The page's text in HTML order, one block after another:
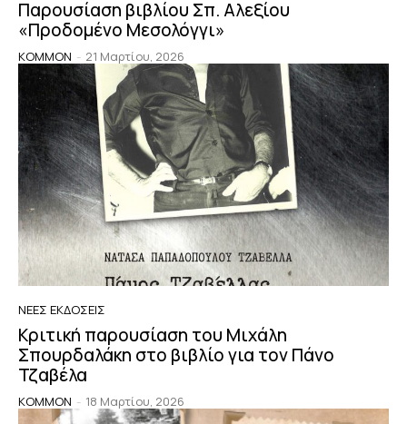
Παρουσίαση βιβλίου Σπ. Αλεξίου
«Προδομένο Μεσολόγγι»
KOMMON - 21 Μαρτίου, 2026
ΝΈΕΣ ΕΚΔΌΣΕΙΣ
Κριτική παρουσίαση του Μιχάλη
Σπουρδαλάκη στο βιβλίο για τον Πάνο
Τζαβέλα
KOMMON - 18 Μαρτίου, 2026